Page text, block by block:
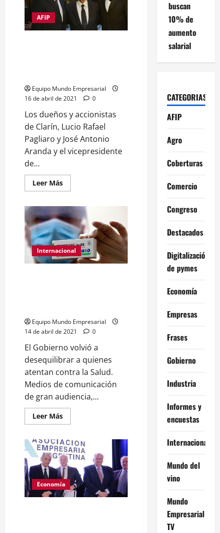
detrás
de
la
organización
#ALasAulas,
AFIP
Equipo Mundo Empresarial
16 de abril de 2021
0
Los dueños y accionistas
de Clarín, Lucio Rafael
Pagliaro y José Antonio
Aranda y el vicepresidente
de...
Leer MásLeer
más
Se
suman
a
la
lista:
Los
dueños
de
Clarín
pagar
el
aporte
Internacional
Equipo Mundo Empresarial
14 de abril de 2021
0
El Gobierno volvió a
desequilibrar a quienes
atentan contra la Salud.
Medios de comunicación
de gran audiencia,...
Leer MásLeer
más
Operación
antivacunas:
Desinformación
de
los
medios
y
la
oposición
Economía
buscan
10% de
aumento
salarial
CATEGORIAS
AFIP
Agro
Coberturas
Comercio
Congreso
Destacados
Digitalización
de pymes
Economía
Empresas
Frases
Gobierno
Industria
Informes y
encuestas
Internacional
Mundo del
vino
Mundo
Empresarial
TV